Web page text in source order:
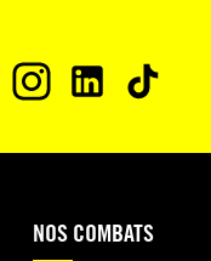
NOS COMBATS